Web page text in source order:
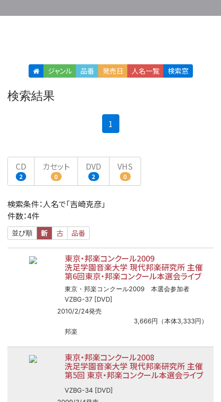
ジャンル 品番 発売日 人名一覧 検索窓
検索結果
1
CD
2
カセット
0
DVD
2
VHS
0
検索条件：人名で「吉崎克彦」
件数：4件
並び順 新 古 品番
東京・邦楽コンクール2009
洗足学園音楽大学 現代邦楽研究所 主催
第6回東京・邦楽コンクール本選会ライブ
東京・邦楽コンクール2009 本選会参加者
VZBG-37 [DVD]
2010/2/24発売
3,666円（本体3,333円）
邦楽
東京・邦楽コンクール2008
洗足学園音楽大学 現代邦楽研究所 主催
第5回 東京・邦楽コンクール本選会ライブ
VZBG-34 [DVD]